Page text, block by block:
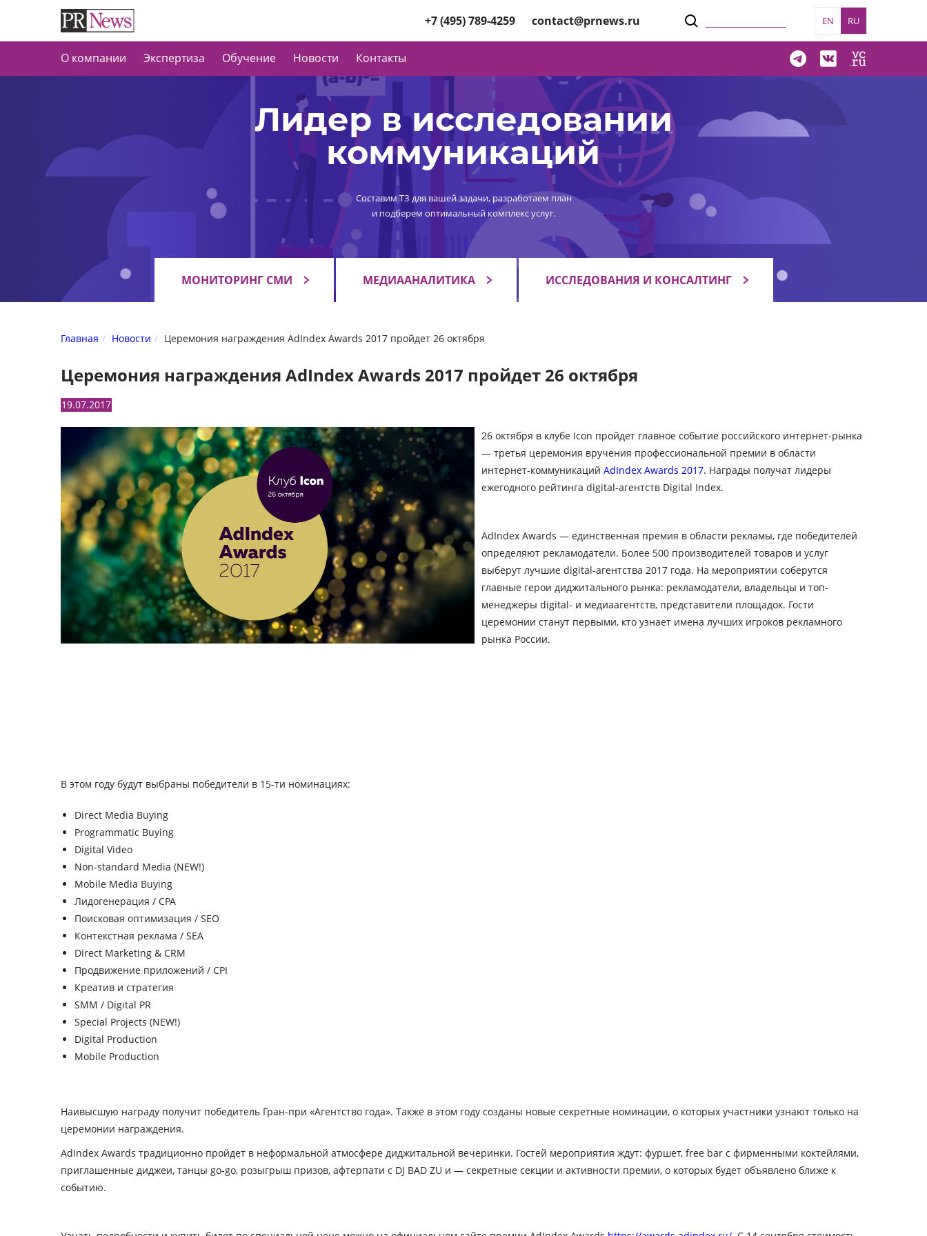
+7 (495) 789-4259 contact@prnews.ru EN RU
О компании Экспертиза Обучение Новости Контакты
Лидер в исследовании
коммуникаций
Составим ТЗ для вашей задачи, разработаем план
и подберем оптимальный комплекс услуг.
МОНИТОРИНГ СМИ МЕДИААНАЛИТИКА ИССЛЕДОВАНИЯ И КОНСАЛТИНГ
Главная Новости Церемония награждения AdIndex Awards 2017 пройдет 26 октября
Церемония награждения AdIndex Awards 2017 пройдет 26 октября
19.07.2017
26 октября в клубе Icon пройдет главное событие российского интернет-рынка
— третья церемония вручения профессиональной премии в области
интернет-коммуникаций AdIndex Awards 2017. Награды получат лидеры
ежегодного рейтинга digital-агентств Digital Index.
AdIndex Awards — единственная премия в области рекламы, где победителей
определяют рекламодатели. Более 500 производителей товаров и услуг
выберут лучшие digital-агентства 2017 года. На мероприятии соберутся
главные герои диджитального рынка: рекламодатели, владельцы и топ-
менеджеры digital- и медиаагентств, представители площадок. Гости
церемонии станут первыми, кто узнает имена лучших игроков рекламного
рынка России.
В этом году будут выбраны победители в 15-ти номинациях:
Direct Media Buying
Programmatic Buying
Digital Video
Non-standard Media (NEW!)
Mobile Media Buying
Лидогенерация / CPA
Поисковая оптимизация / SEO
Контекстная реклама / SEA
Direct Marketing & CRM
Продвижение приложений / CPI
Креатив и стратегия
SMM / Digital PR
Special Projects (NEW!)
Digital Production
Mobile Production
Наивысшую награду получит победитель Гран-при «Агентство года». Также в этом году созданы новые секретные номинации, о которых участники узнают только на
церемонии награждения.
AdIndex Awards традиционно пройдет в неформальной атмосфере диджитальной вечеринки. Гостей мероприятия ждут: фуршет, free bar с фирменными коктейлями,
приглашенные диджеи, танцы go-go, розыгрыш призов, афтерпати с DJ BAD ZU и — секретные секции и активности премии, о которых будет объявлено ближе к
событию.